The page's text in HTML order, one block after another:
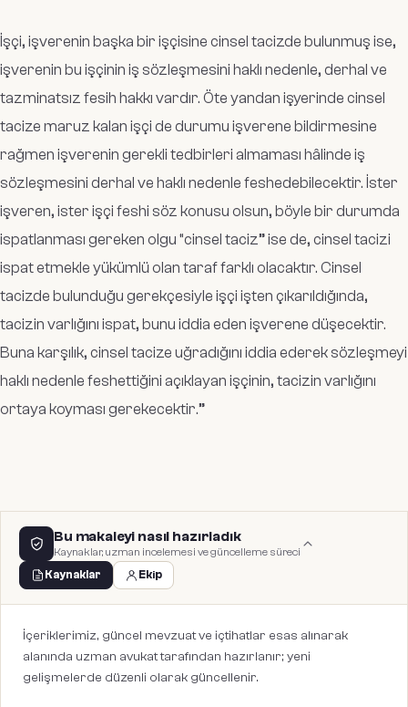
İşçi, işverenin başka bir işçisine cinsel tacizde bulunmuş ise,
işverenin bu işçinin iş sözleşmesini haklı nedenle, derhal ve
tazminatsız fesih hakkı vardır. Öte yandan işyerinde cinsel
tacize maruz kalan işçi de durumu işverene bildirmesine
rağmen işverenin gerekli tedbirleri almaması hâlinde iş
sözleşmesini derhal ve haklı nedenle feshedebilecektir. İster
işveren, ister işçi feshi söz konusu olsun, böyle bir durumda
ispatlanması gereken olgu “cinsel taciz” ise de, cinsel tacizi
ispat etmekle yükümlü olan taraf farklı olacaktır. Cinsel
tacizde bulunduğu gerekçesiyle işçi işten çıkarıldığında,
tacizin varlığını ispat, bunu iddia eden işverene düşecektir.
Buna karşılık, cinsel tacize uğradığını iddia ederek sözleşmeyi
haklı nedenle feshettiğini açıklayan işçinin, tacizin varlığını
ortaya koyması gerekecektir.”
Bu makaleyi nasıl hazırladık
Kaynaklar, uzman incelemesi ve güncelleme süreci
Kaynaklar
Ekip
İçeriklerimiz, güncel mevzuat ve içtihatlar esas alınarak
alanında uzman avukat tarafından hazırlanır; yeni
gelişmelerde düzenli olarak güncellenir.